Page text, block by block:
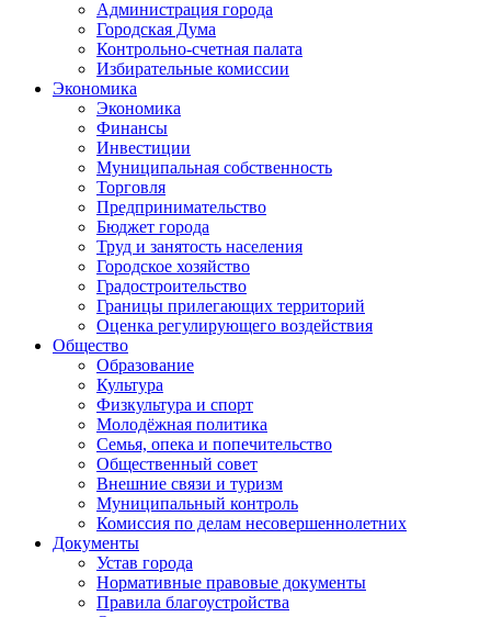
Администрация города
Городская Дума
Контрольно-счетная палата
Избирательные комиссии
Экономика
Экономика
Финансы
Инвестиции
Муниципальная собственность
Торговля
Предпринимательство
Бюджет города
Труд и занятость населения
Городское хозяйство
Градостроительство
Границы прилегающих территорий
Оценка регулирующего воздействия
Общество
Образование
Культура
Физкультура и спорт
Молодёжная политика
Семья, опека и попечительство
Общественный совет
Внешние связи и туризм
Муниципальный контроль
Комиссия по делам несовершеннолетних
Документы
Устав города
Нормативные правовые документы
Правила благоустройства